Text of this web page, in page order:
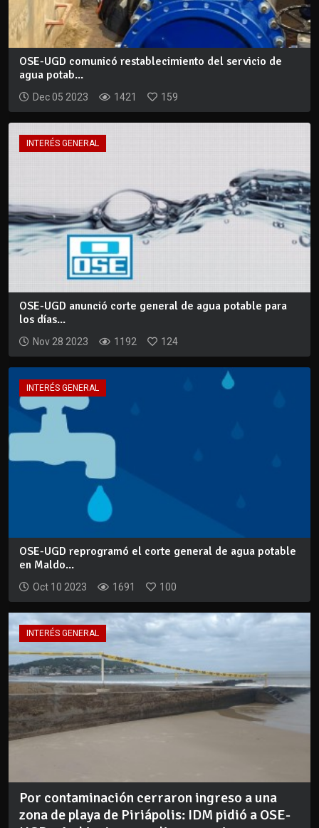
OSE-UGD comunicó restablecimiento del servicio de
agua potab...
Dec 05 2023 1421 159
INTERÉS GENERAL
OSE-UGD anunció corte general de agua potable para
los días...
Nov 28 2023 1192 124
INTERÉS GENERAL
OSE-UGD reprogramó el corte general de agua potable
en Maldo...
Oct 10 2023 1691 100
INTERÉS GENERAL
Por contaminación cerraron ingreso a una
zona de playa de Piriápolis: IDM pidió a OSE-